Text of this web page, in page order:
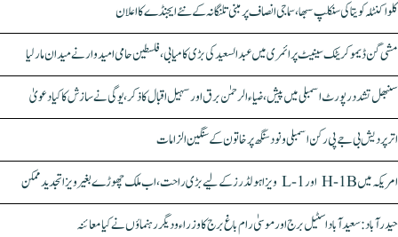
کلواکنٹلہ کویتا کی سنکلپ سبھا، سماجی انصاف پر مبنی تلنگانہ کے نئے ایجنڈے کا اعلان
مشی گن ڈیموکریٹک سینیٹ پرائمری میں عبدالسعید کی بڑی کامیابی، فلسطین حامی امیدوار نے میدان مار لیا
سنبھل تشدد رپورٹ اسمبلی میں پیش، ضیاء الرحمٰن برق اور سہیل اقبال کا ذکر، یوگی نے سازش کا کیا دعویٰ
اتر پردیش بی جے پی رکن اسمبلی ونود سنگھ پر خاتون کے سنگین الزامات
امریکہ میں H-1B اور L-1 ویزا ہولڈرز کے لیے بڑی راحت، اب ملک چھوڑے بغیر ویزا تجدید ممکن
حیدرآباد: سعیدآباد اسٹیل برج اور موسیٰ رام باغ برج کا وزراء و دیگر رہنماؤں نے کیا معائنہ